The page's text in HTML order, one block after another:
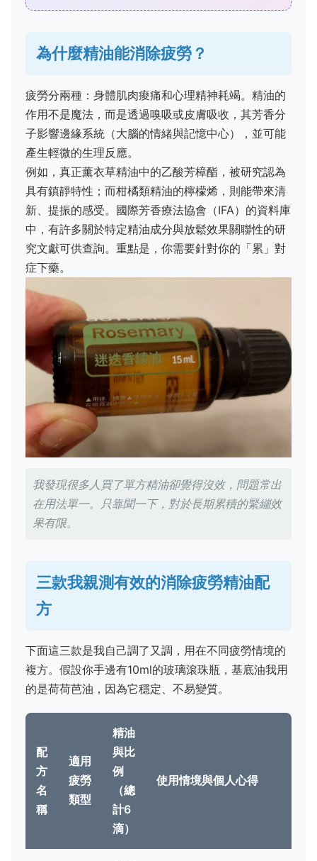
為什麼精油能消除疲勞？
疲勞分兩種：身體肌肉痠痛和心理精神耗竭。精油的
作用不是魔法，而是透過嗅吸或皮膚吸收，其芳香分
子影響邊緣系統（大腦的情緒與記憶中心），並可能
產生輕微的生理反應。
例如，真正薰衣草精油中的乙酸芳樟酯，被研究認為
具有鎮靜特性；而柑橘類精油的檸檬烯，則能帶來清
新、提振的感受。國際芳香療法協會（IFA）的資料庫
中，有許多關於特定精油成分與放鬆效果關聯性的研
究文獻可供查詢。重點是，你需要針對你的「累」對
症下藥。
我發現很多人買了單方精油卻覺得沒效，問題常出
在用法單一。只靠聞一下，對於長期累積的緊繃效
果有限。
三款我親測有效的消除疲勞精油配
方
下面這三款是我自己調了又調，用在不同疲勞情境的
複方。假設你手邊有10ml的玻璃滾珠瓶，基底油我用
的是荷荷芭油，因為它穩定、不易變質。
配
方
名
稱
適用
疲勞
類型
精油
與比
例
（總
計6
滴）
使用情境與個人心得